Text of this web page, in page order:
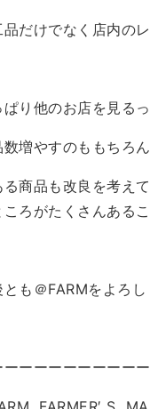
品だけでなく店内の
ぱり他のお店を見る
数増やすのももちろ
る商品も改良を考え
ころがたくさんある
とも＠FARMをよろ
ーーーーーーーーー